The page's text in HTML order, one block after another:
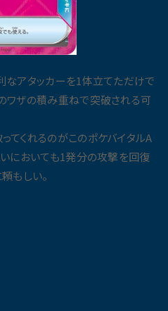
なアタッカーを1体立てただけで
ワザの積み重ねで突破される可
てくれるのがこのポケバイタルA
においても1発分の攻撃を回復
もしい。